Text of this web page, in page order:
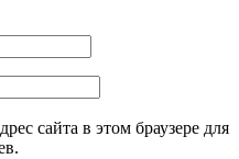
сайта в этом браузере для